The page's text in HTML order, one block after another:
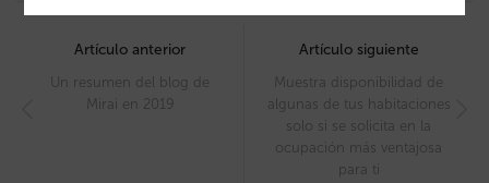
Post
navigation
Artículo anterior
Un resumen del blog de
Mirai en 2019
Artículo siguiente
Muestra disponibilidad de
algunas de tus habitaciones
solo si se solicita en la
ocupación más ventajosa
para ti